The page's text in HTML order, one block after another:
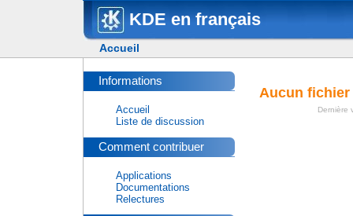
KDE en français
Accueil
Aucun fichier
Dernière
Informations
Accueil
Liste de discussion
Comment contribuer
Applications
Documentations
Relectures